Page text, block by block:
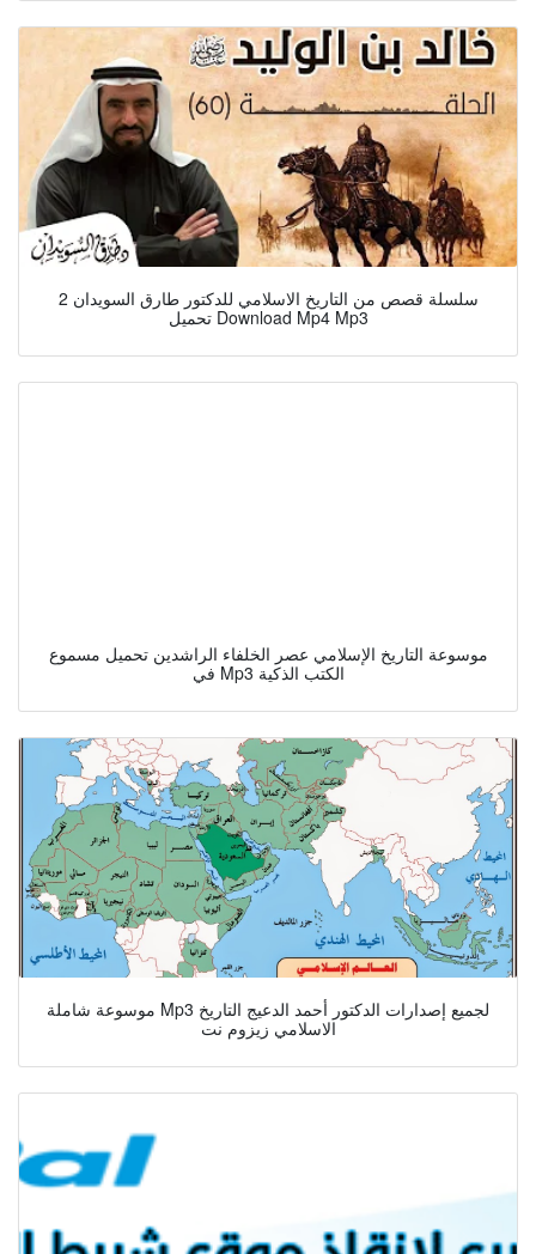
سلسلة قصص من التاريخ الاسلامي للدكتور طارق السويدان 2
تحميل Download Mp4 Mp3
موسوعة التاريخ الإسلامي عصر الخلفاء الراشدين تحميل مسموع
في Mp3 الكتب الذكية
موسوعة شاملة Mp3 لجميع إصدارات الدكتور أحمد الدعيج التاريخ
الاسلامي زيزوم نت